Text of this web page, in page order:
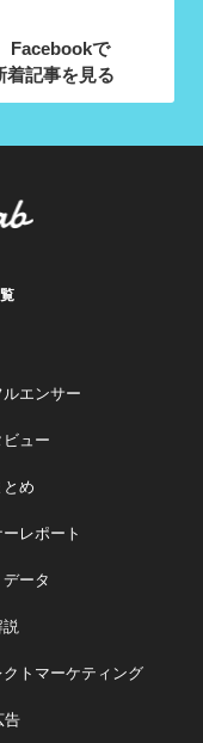
Facebookで
着記事を見る
ルエンサー
ビュー
め
レポート
ータ
説
クトマーケティング
告